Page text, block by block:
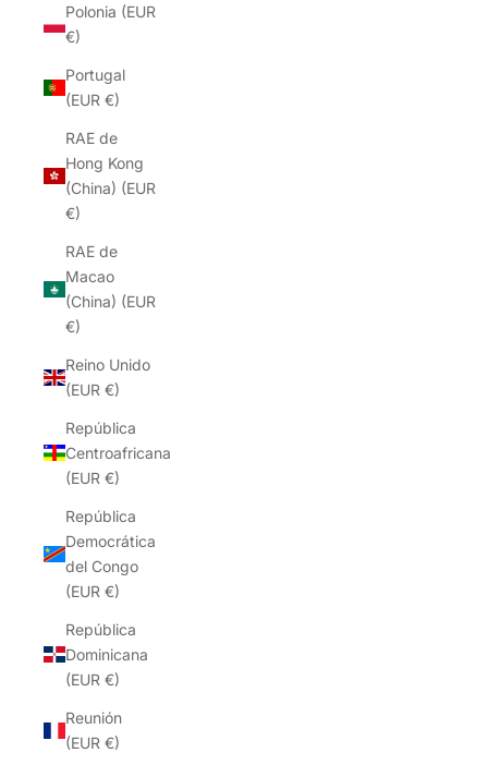
Polonia (EUR
€)
Portugal
(EUR €)
RAE de
Hong Kong
(China) (EUR
€)
RAE de
Macao
(China) (EUR
€)
Reino Unido
(EUR €)
República
Centroafricana
(EUR €)
República
Democrática
del Congo
(EUR €)
República
Dominicana
(EUR €)
Reunión
(EUR €)